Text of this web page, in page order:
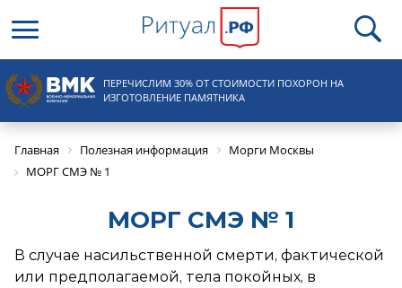
Круглосуточная справочная
8 (495) 100-31-15
ПЕРЕЧИСЛИМ 30% ОТ СТОИМОСТИ ПОХОРОН НА
ИЗГОТОВЛЕНИЕ ПАМЯТНИКА
Главная Полезная информация
Морги Москвы
МОРГ СМЭ № 1
МОРГ СМЭ № 1
В случае насильственной смерти, фактической
или предполагаемой, тела покойных, в